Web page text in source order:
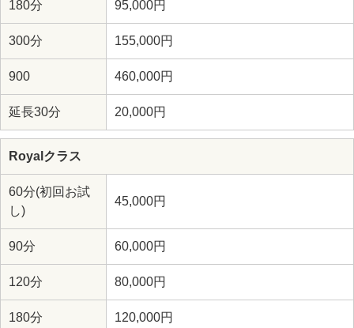
180分 95,000円
300分 155,000円
900 460,000円
延長30分 20,000円
Royalクラス
60分(初回お試
し)
45,000円
90分 60,000円
120分 80,000円
180分 120,000円